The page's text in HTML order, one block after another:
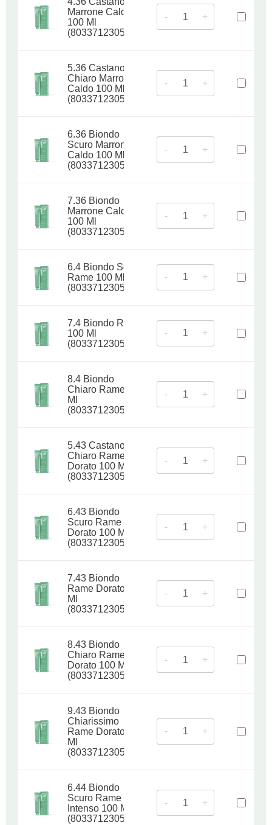
Marrone Caldo
100 Ml
(8033712305059)
- +
5.36 Castano
Chiaro Marrone
Caldo 100 Ml
(8033712305066)
- +
6.36 Biondo
Scuro Marrone
Caldo 100 Ml
(8033712305073)
- +
7.36 Biondo
Marrone Caldo
100 Ml
(8033712305080)
- +
6.4 Biondo Scuro
Rame 100 Ml
(8033712305097)
- +
7.4 Biondo Rame
100 Ml
(8033712305103)
- +
8.4 Biondo
Chiaro Rame 100
Ml
(8033712305110)
- +
5.43 Castano
Chiaro Rame
Dorato 100 Ml
(8033712305127)
- +
6.43 Biondo
Scuro Rame
Dorato 100 Ml
(8033712305134)
- +
7.43 Biondo
Rame Dorato 100
Ml
(8033712305141)
- +
8.43 Biondo
Chiaro Rame
Dorato 100 Ml
(8033712305158)
- +
9.43 Biondo
Chiarissimo
Rame Dorato 100
Ml
(8033712305165)
- +
6.44 Biondo
Scuro Rame
Intenso 100 Ml
(8033712305172)
- +